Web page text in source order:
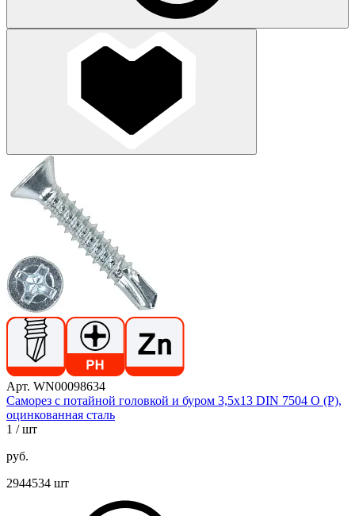
Арт. WN00098634
Саморез с потайной головкой и буром 3,5х13 DIN 7504 O (P),
оцинкованная сталь
1 / шт
руб.
2944534 шт